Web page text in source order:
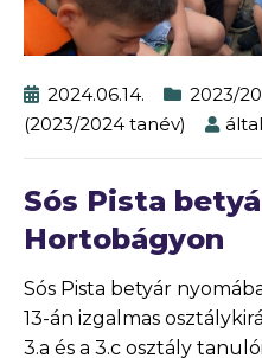
2024.06.14. 2023/
(2023/2024 tanév)
által
Sós Pista
Hortobágyon
Sós Pista betyár
13-án izgalmas
3.a és a 3.c osztály